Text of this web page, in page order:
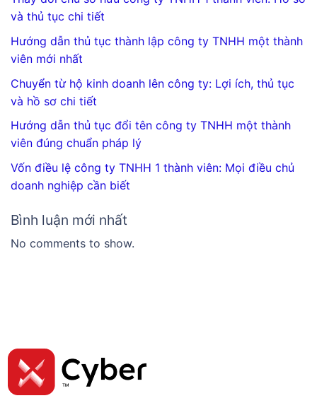
và thủ tục chi tiết
Hướng dẫn thủ tục thành lập công ty TNHH một thành
viên mới nhất
Chuyển từ hộ kinh doanh lên công ty: Lợi ích, thủ tục
và hồ sơ chi tiết
Hướng dẫn thủ tục đổi tên công ty TNHH một thành
viên đúng chuẩn pháp lý
Vốn điều lệ công ty TNHH 1 thành viên: Mọi điều chủ
doanh nghiệp cần biết
Bình luận mới nhất
No comments to show.